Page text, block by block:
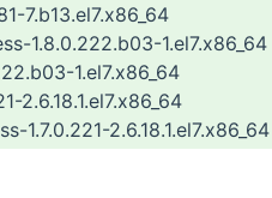
7.b13.el7.x86_64
1.8.0.222.b03-1.el7.x86_64
1.el7.x86_64
2.6.18.1.el7.x86_64
2.6.18.1.el7.x86_64